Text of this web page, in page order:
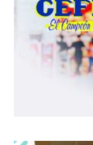
A
p